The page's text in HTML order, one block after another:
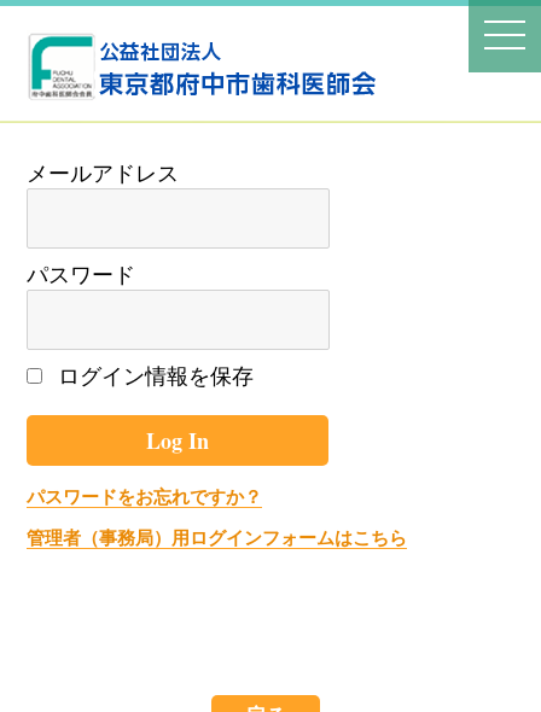
パスワード
ログイン情報を保存
パスワードをお忘れですか？
管理者（事務局）用ログインフォームはこちら